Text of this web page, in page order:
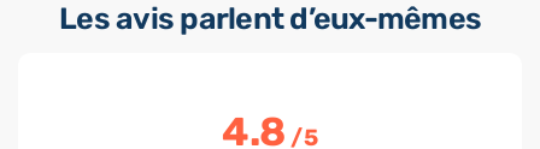
Les avis parlent d’eux-mêmes
4.8/5